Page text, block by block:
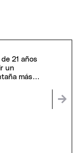
21 años
un
más